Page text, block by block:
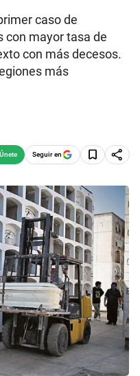
caso de
con mayor tasa de
con más decesos.
más
Seguir en